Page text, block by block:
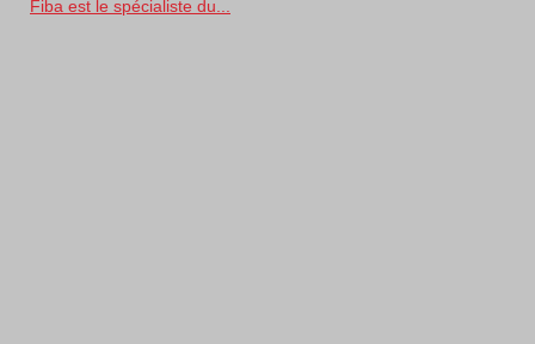
Fiba est le spécialiste du...